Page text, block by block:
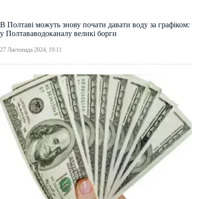
В Полтаві можуть знову почати давати воду за графіком:
у Полтававодоканалу великі борги
27 Листопада 2024, 19:11